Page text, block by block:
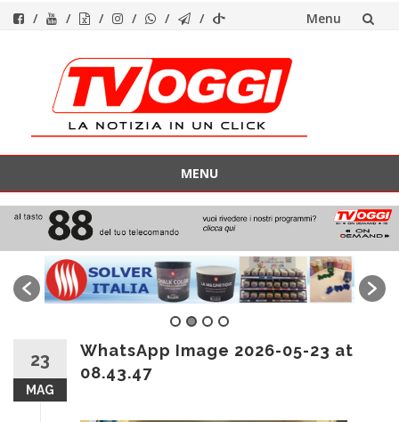
Menu
contenuto
MENU
contenuto
23
MAG
WhatsApp Image 2026-05-23 at
08.43.47